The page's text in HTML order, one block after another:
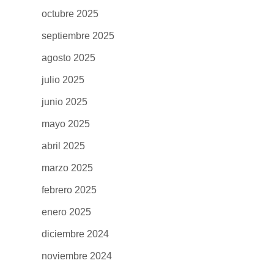
octubre 2025
septiembre 2025
agosto 2025
julio 2025
junio 2025
mayo 2025
abril 2025
marzo 2025
febrero 2025
enero 2025
diciembre 2024
noviembre 2024